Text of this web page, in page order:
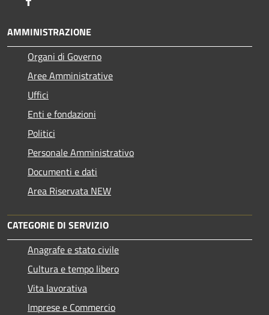
AMMINISTRAZIONE
Organi di Governo
Aree Amministrative
Uffici
Enti e fondazioni
Politici
Personale Amministrativo
Documenti e dati
Area Riservata NEW
CATEGORIE DI SERVIZIO
Anagrafe e stato civile
Cultura e tempo libero
Vita lavorativa
Imprese e Commercio